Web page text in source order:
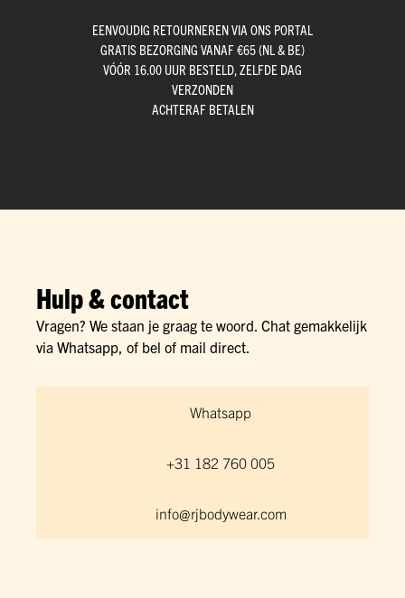
EENVOUDIG RETOURNEREN VIA ONS PORTAL
GRATIS BEZORGING VANAF €65 (NL & BE)
VÓÓR 16.00 UUR BESTELD, ZELFDE DAG
VERZONDEN
ACHTERAF BETALEN
Hulp & contact
Vragen? We staan je graag te woord. Chat gemakkelijk
via Whatsapp, of bel of mail direct.
Whatsapp
+31 182 760 005
info@rjbodywear.com